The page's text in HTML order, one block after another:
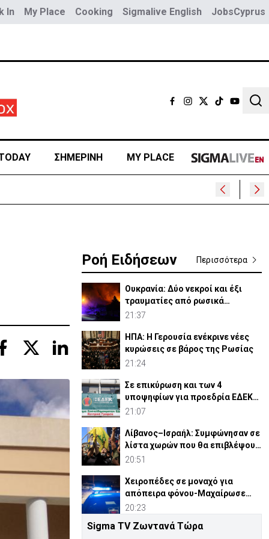
In My Place Cooking Sigmalive English JobsCyprus
ΣΗΜΕΡΙΝΗ MY PLACE
Ροή Ειδήσεων Περισσότερα
Ουκρανία: Δύο νεκροί και έξι
τραυματίες από ρωσικά
πλήγματα
21:37
ΗΠΑ: Η Γερουσία ενέκρινε νέες
κυρώσεις σε βάρος της Ρωσίας
21:24
Σε επικύρωση και των 4
υποψηφίων για προεδρία ΕΔΕΚ
καλεί ο Κ. Μαυρονικόλας
21:07
Λίβανος–Ισραήλ: Συμφώνησαν σε
λίστα χωρών που θα επιβλέψουν
αφοπλισμό Χεζμπολά
20:51
Χειροπέδες σε μοναχό για
απόπειρα φόνου-Μαχαίρωσε
στο λαιμό 53χρονο
20:23
Β. Κορέα: Σούπα με κρέας σκύλου
Sigma TV Ζωντανά Τώρα